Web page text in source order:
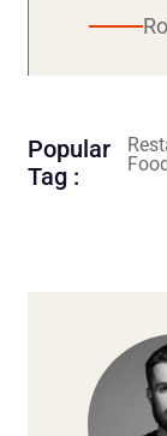
Popular
Tag :